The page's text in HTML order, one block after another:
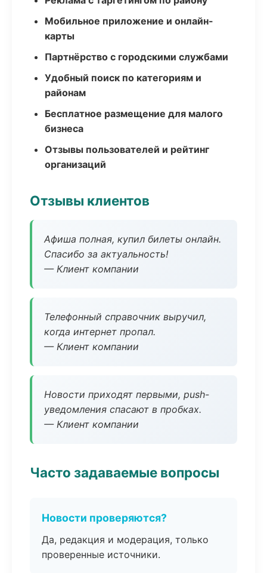
Мобильное приложение и онлайн-
карты
Партнёрство с городскими службами
Удобный поиск по категориям и
районам
Бесплатное размещение для малого
бизнеса
Отзывы пользователей и рейтинг
организаций
Отзывы клиентов
Афиша полная, купил билеты онлайн.
Спасибо за актуальность!
— Клиент компании
Телефонный справочник выручил,
когда интернет пропал.
— Клиент компании
Новости приходят первыми, push-
уведомления спасают в пробках.
— Клиент компании
Часто задаваемые вопросы
Новости проверяются?
Да, редакция и модерация, только
проверенные источники.